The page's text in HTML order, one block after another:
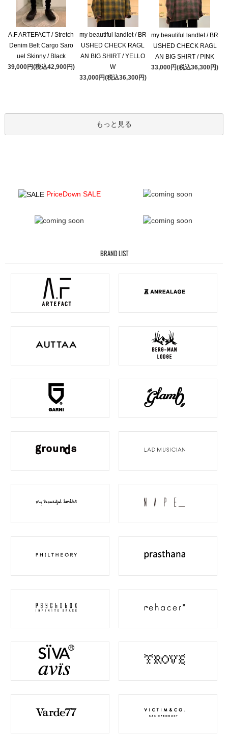
A.F ARTEFACT / Stretch
Denim Belt Cargo Saro
uel Skinny / Black
39,000円(税込42,900円)
my beautiful landlet / BR
USHED CHECK RAGL
AN BIG SHIRT / YELLO
W
33,000円(税込36,300円)
my beautiful landlet / BR
USHED CHECK RAGL
AN BIG SHIRT / PINK
33,000円(税込36,300円)
もっと見る
PriceDown SALE
BRAND LIST